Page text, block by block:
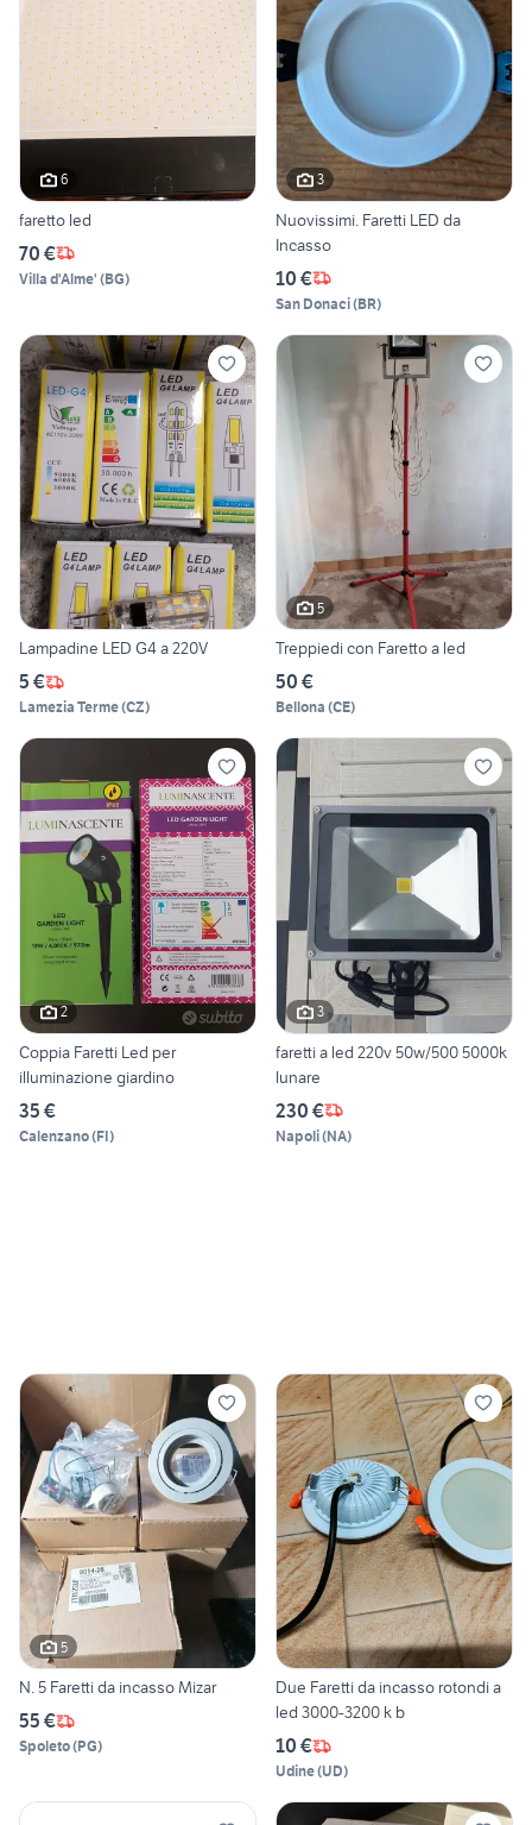
6
faretto led
70 €
Villa d'Alme' (BG)
3
Nuovissimi. Faretti LED da
Incasso
10 €
San Donaci(BR)
Lampadine LED G4 a 220V
5 €
Lamezia Terme(CZ)
5
Treppiedi con Faretto a led
50 €
Bellona (CE)
2
Coppia Faretti Led per
illuminazione giardino
35 €
Calenzano(FI)
3
faretti a led 220v 50w/500 5000k
lunare
230 €
Napoli(NA)
5
N. 5 Faretti da incasso Mizar
55 €
Spoleto(PG)
Due Faretti da incasso rotondi a
led 3000-3200 k b
10 €
Udine(UD)